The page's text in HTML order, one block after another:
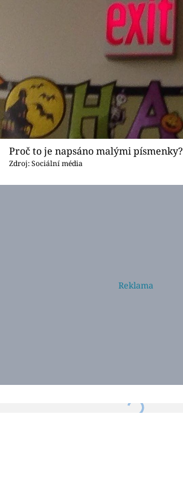
Proč to je napsáno malými písmenky?
Zdroj: Sociální média